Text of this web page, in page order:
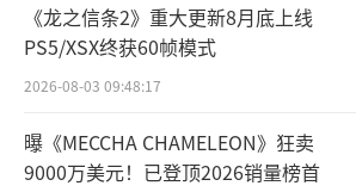
《龙之信条2》重大更新8月底上线
PS5/XSX终获60帧模式
2026-08-03 09:48:17
曝《MECCHA CHAMELEON》狂卖
9000万美元！已登顶2026销量榜首